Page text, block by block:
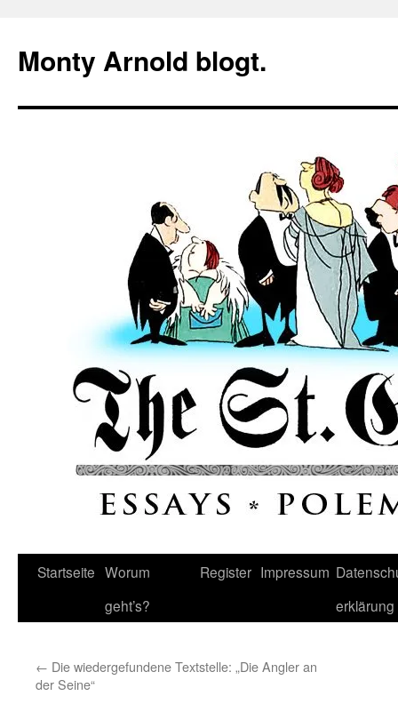
springen
Monty Arnold blogt.
Startseite Worum
geht’s?
Register Impressum
erklärung
← Die wiedergefundene Textstelle: „Die Angler an
der Seine“